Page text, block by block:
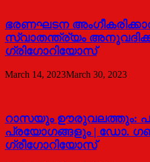
ഭരണഘടന
സ്വാതന്ത്ര്യം
ഗ്രിഗോറിയോസ്
March 14, 2023March 30, 2023
റാസയും ഊരുവലത്തും:
പ്രയോഗങ്ങളും | ഡോ.
ഗ്രീഗോറിയോസ്